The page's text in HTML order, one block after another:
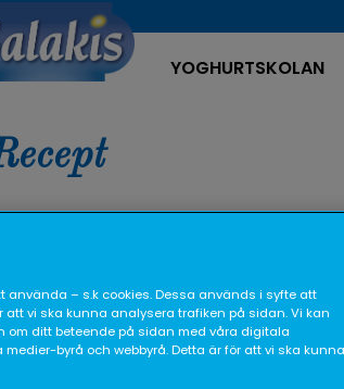
YOGHURTSKOLAN
använda – s.k cookies. Dessa används i syfte att
vi ska kunna analysera trafiken på sidan. Vi kan
ditt beteende på sidan med våra digitala
byrå och webbyrå. Detta är för att vi ska kunna